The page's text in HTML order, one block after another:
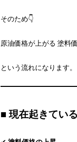
そのため👇
原油価格が上がる 塗料
という流れになります。
■ 現在起きてい